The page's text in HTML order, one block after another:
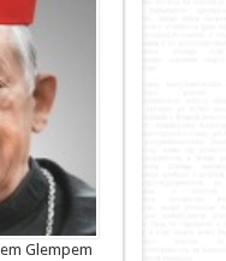
Glempem